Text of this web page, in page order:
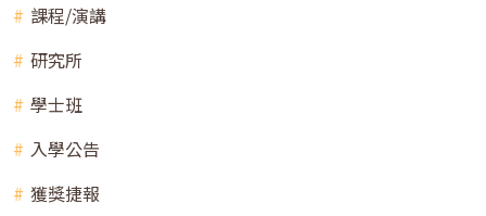
課程/演講
研究所
學士班
入學公告
獲獎捷報